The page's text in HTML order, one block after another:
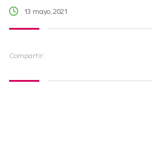
13 mayo, 2021
Compartir: